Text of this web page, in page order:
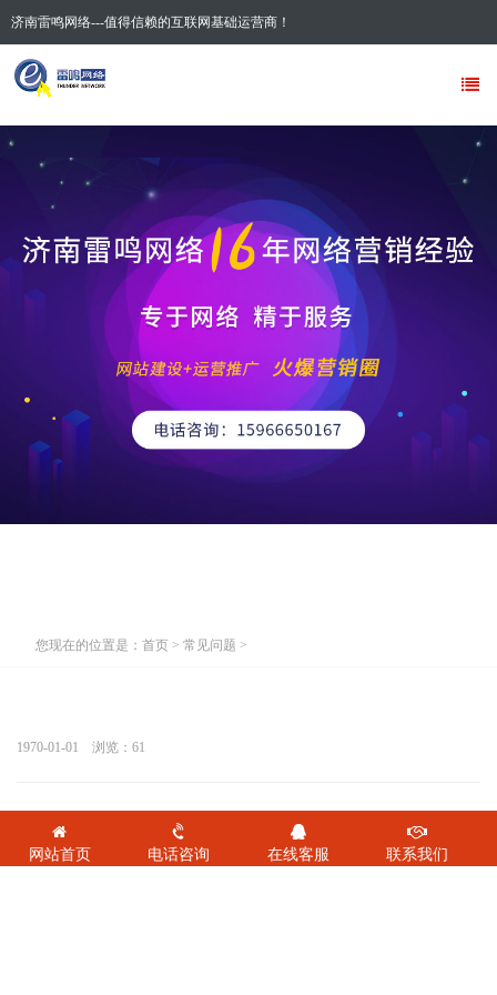
济南雷鸣网络---值得信赖的互联网基础运营商！
您现在的位置是： 首页 > 常见问题 >
1970-01-01 浏览： 61
网站首页 电话咨询 在线客服 联系我们